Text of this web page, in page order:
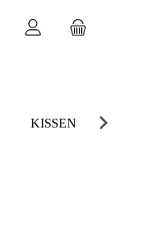
KISSEN